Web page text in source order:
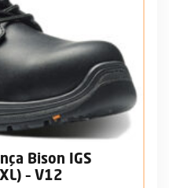
Bison IGS
– V12